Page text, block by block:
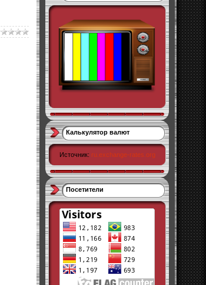
Калькулятор валют
Источник: ru.exchange-rates.org
Посетители